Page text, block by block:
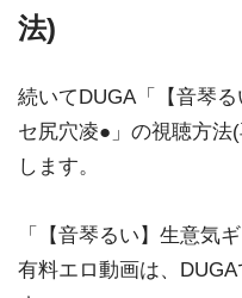
法)
続いてDUGA「【音琴
セ尻穴凌●」の視聴方法
します。
「【音琴るい】生意気
有料エロ動画は、